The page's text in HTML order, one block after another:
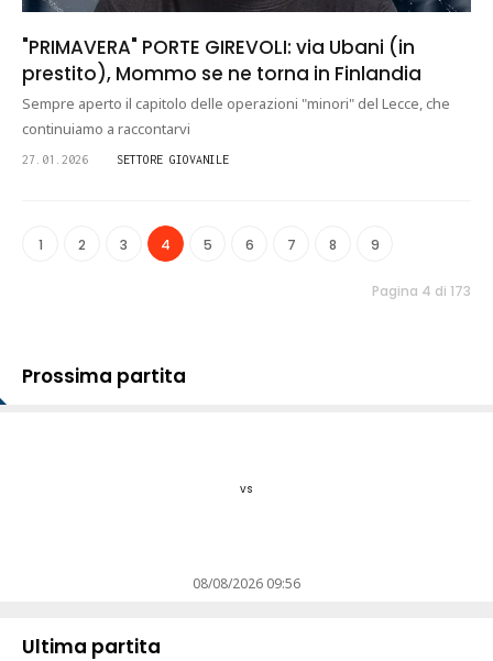
"PRIMAVERA" PORTE GIREVOLI: via Ubani (in
prestito), Mommo se ne torna in Finlandia
Sempre aperto il capitolo delle operazioni "minori" del Lecce, che
continuiamo a raccontarvi
27.01.2026 SETTORE GIOVANILE
1 2 3 4 5 6 7 8 9
Pagina 4 di 173
Prossima partita
vs
08/08/2026 09:56
Ultima partita